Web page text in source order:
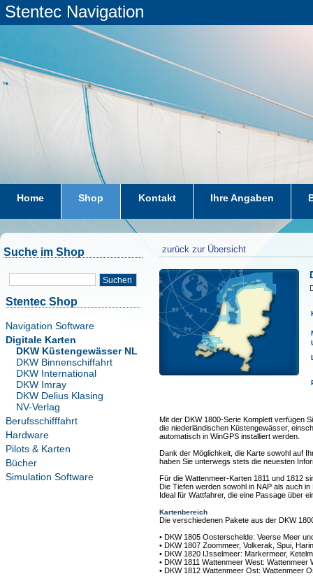
Stentec Navigation
Home Shop Kontakt Ihre Angaben
Suche im Shop
Suchen
Stentec Shop
Navigation Software
Digitale Karten
DKW Küstengewässer NL
DKW Binnenschiffahrt
DKW International
DKW Imray
DKW Delius Klasing
NV-Verlag
Berufsschifffahrt
Hardware
Pilots & Karten
Bücher
Simulation Software
zurück zur Übersicht
Mit der DKW 1800-Serie Komplett verfügen
die niederländischen Küstengewässer,
automatisch in WinGPS installiert werden.
Dank der Möglichkeit, die Karte sowohl auf
haben Sie unterwegs stets die neuesten
Für die Wattenmeer-Karten 1811 und 1812
Die Tiefen werden sowohl in NAP als auch
Ideal für Wattfahrer, die eine Passage über
Kartenbereich
Die verschiedenen Pakete aus der DKW
• DKW 1805 Oosterschelde: Veerse Meer
• DKW 1807 Zoommeer, Volkerak, Spui,
• DKW 1820 IJsselmeer: Markermeer,
• DKW 1811 Wattenmeer West:
• DKW 1812 Wattenmeer Ost: Wattenmeer